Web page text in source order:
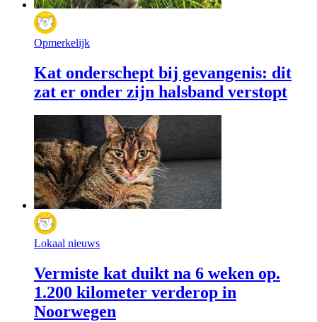
Opmerkelijk
Kat onderschept bij gevangenis: dit
zat er onder zijn halsband verstopt
Lokaal nieuws
Vermiste kat duikt na 6 weken op.
1.200 kilometer verderop in
Noorwegen